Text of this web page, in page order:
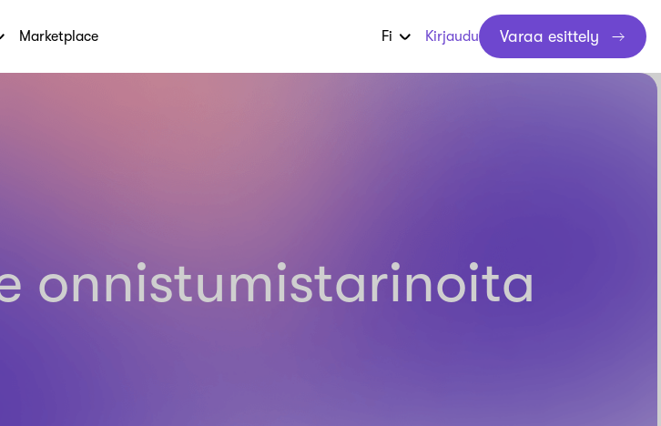
Marketplace Fi Kirjaudu Varaa esittely
onnistumis­tarinoita